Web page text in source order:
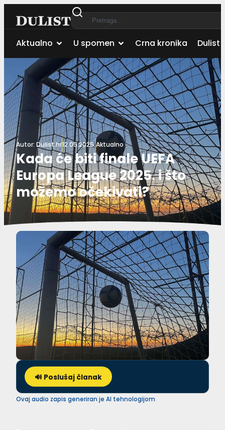
Aktualno U spomen Crna kronika Dulist
Autor: Dulist.hr12.05.2025.Aktualno
Kada će biti finale UEFA
Europa League 2025. i što
možemo očekivati?
🔊 Poslušaj članak
Ovaj audio zapis generiran je AI tehnologijom